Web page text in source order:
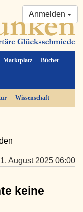
Marktplatz Bücher
Anmelden
Wissenschaft
August 2025 06:00
keine